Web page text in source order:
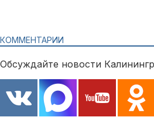
КОММЕНТАРИИ
Обсуждайте новости